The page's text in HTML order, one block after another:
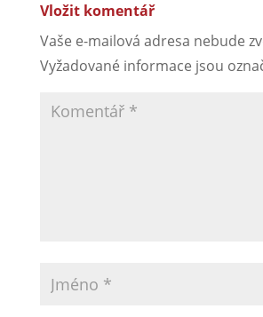
Vložit komentář
Vaše e-mailová adresa nebude
Vyžadované informace jsou